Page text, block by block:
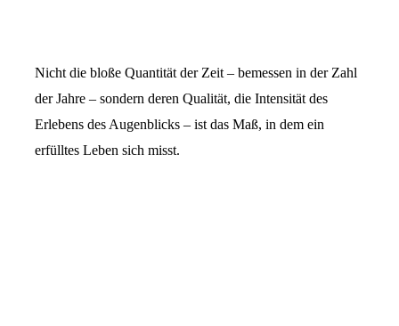
Nicht die bloße Quantität der Zeit – bemessen in der Zahl
der Jahre – sondern deren Qualität, die Intensität des
Erlebens des Augenblicks – ist das Maß, in dem ein
erfülltes Leben sich misst.